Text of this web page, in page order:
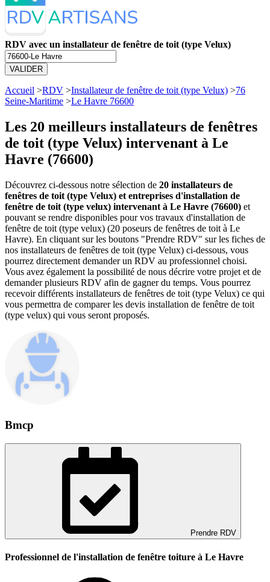
RDV avec un installateur de fenêtre de toit (type Velux)
VALIDER
Accueil >RDV >Installateur de fenêtre de toit (type Velux) >76
Seine-Maritime >Le Havre 76600
Les 20 meilleurs installateurs de fenêtres
de toit (type Velux) intervenant à Le
Havre (76600)
Découvrez ci-dessous notre sélection de 20 installateurs de
fenêtres de toit (type Velux) et entreprises d'installation de
fenêtre de toit (type velux) intervenant à Le Havre (76600) et
pouvant se rendre disponibles pour vos travaux d'installation de
fenêtre de toit (type velux) (20 poseurs de fenêtres de toit à Le
Havre). En cliquant sur les boutons "Prendre RDV" sur les fiches de
nos installateurs de fenêtres de toit (type Velux) ci-dessous, vous
pourrez directement demander un RDV au professionnel choisi.
Vous avez également la possibilité de nous décrire votre projet et de
demander plusieurs RDV afin de gagner du temps. Vous pourrez
recevoir différents installateurs de fenêtres de toit (type Velux) ce qui
vous permettra de comparer les devis installation de fenêtre de toit
(type velux) qui vous seront proposés.
Bmcp
Prendre RDV
Professionnel de l'installation de fenêtre toiture à Le Havre